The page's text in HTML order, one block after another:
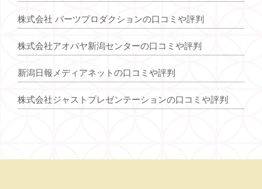
株式会社 バーツプロダクションの口コミや評判
株式会社アオバヤ新潟センターの口コミや評判
新潟日報メディアネットの口コミや評判
株式会社ジャストプレゼンテーションの口コミや評判